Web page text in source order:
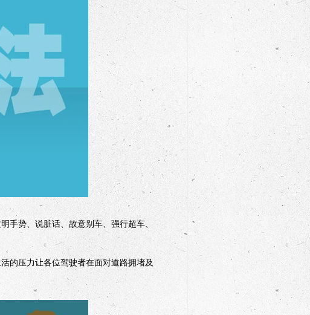
势、说脏话、故意别车、强行超车、
的压力让各位驾驶者在面对道路拥堵及